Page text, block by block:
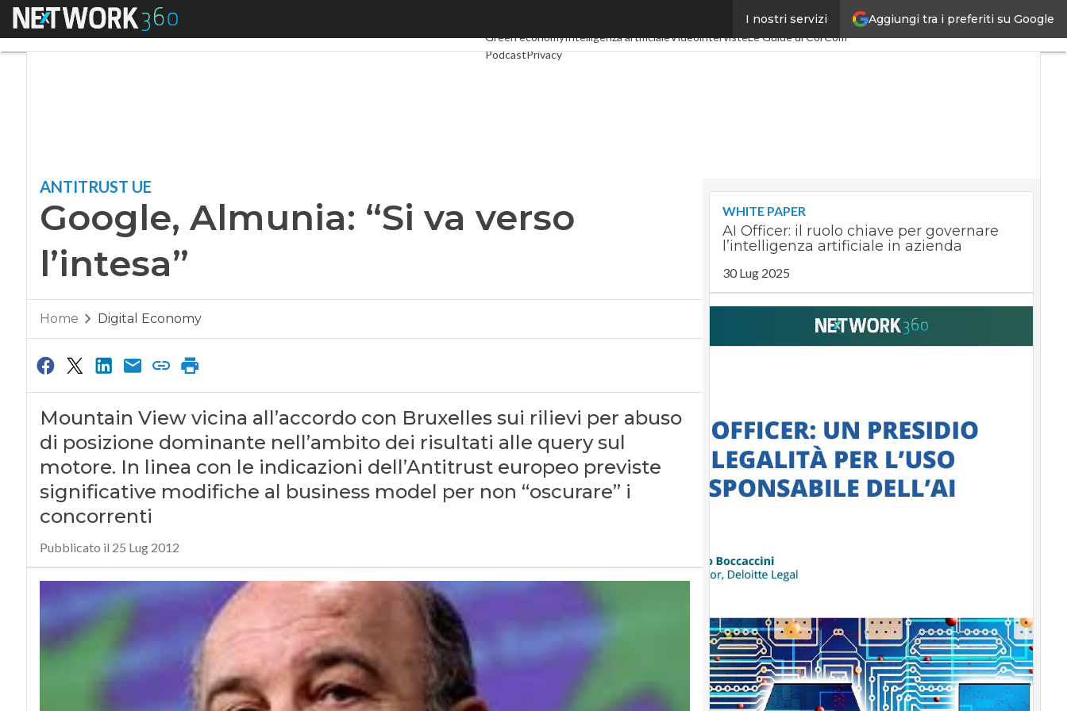
Aggiungi tra i preferiti su Google
I nostri servizi
Menu SpacEconomy PA Digitale
Green economyIntelligenza artificialeVideointervisteLe Guide di CorCom
PodcastPrivacy
ANTITRUST UE
Google, Almunia: “Si va verso
l’intesa”
Home Digital Economy
Mountain View vicina all’accordo con Bruxelles sui rilievi per abuso
di posizione dominante nell’ambito dei risultati alle query sul
motore. In linea con le indicazioni dell’Antitrust europeo previste
significative modifiche al business model per non “oscurare” i
concorrenti
Pubblicato il 25 Lug 2012
WHITE PAPER
AI Officer: il ruolo chiave per governare
l’intelligenza artificiale in azienda
30 Lug 2025